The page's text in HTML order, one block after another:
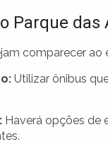
Parque das
comparecer
Utilizar ônibus
Haverá opções de